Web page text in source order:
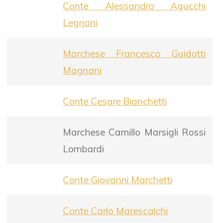
Conte Alessandro Agucchi
Legnani
Marchese Francesco Guidotti
Magnani
Conte Cesare Bianchetti
Marchese Camillo Marsigli Rossi
Lombardi
Conte Giovanni Marchetti
Conte Carlo Marescalchi